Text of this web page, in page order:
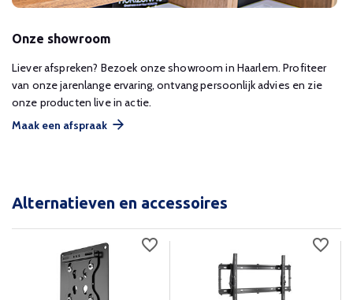
Onze showroom
Liever afspreken? Bezoek onze showroom in Haarlem. Profiteer
van onze jarenlange ervaring, ontvang persoonlijk advies en zie
onze producten live in actie.
Maak een afspraak
Alternatieven en accessoires